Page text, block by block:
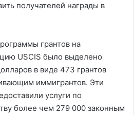
получателей награды в
грантов на
USCIS было выделено
в виде 473 грантов
иммигрантов. Эти
услуги по
более чем 279 000 законным